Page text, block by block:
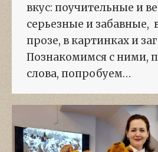
вкус: поучительные и
серьезные и забавные,
прозе, в картинках и
Познакомимся с ними,
слова, попробуем…